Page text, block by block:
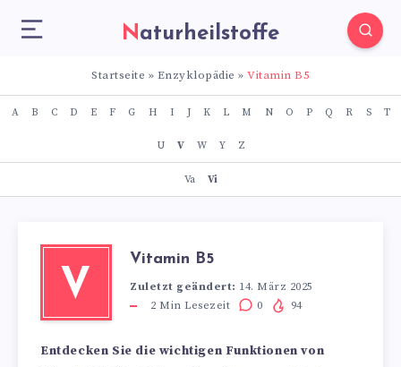
Naturheilstoffe
Startseite » Enzyklopädie » Vitamin B5
A B C D E F G H I J K L M N O P Q R S T
U V W Y Z
Va Vi
V
Vitamin B5
Zuletzt geändert: 14. März 2025
2 Min Lesezeit 0 94
Entdecken Sie die wichtigen Funktionen von